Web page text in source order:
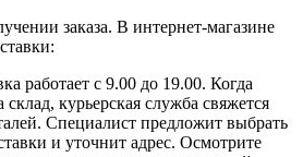
заказа. В интернет-магазине
работает с 9.00 до 19.00. Когда
склад, курьерская служба свяжется
Специалист предложит выбрать
и уточнит адрес. Осмотрите